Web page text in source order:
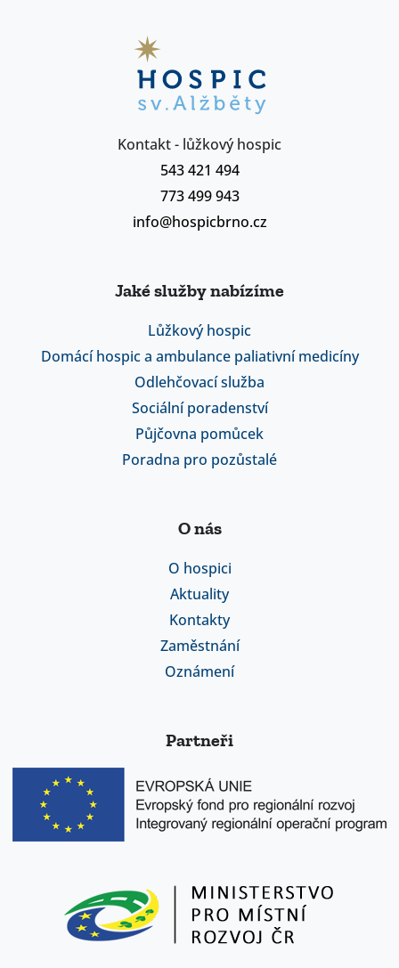
Kontakt - lůžkový hospic
543 421 494
773 499 943
info@hospicbrno.cz
Jaké služby nabízíme
Lůžkový hospic
Domácí hospic a ambulance paliativní medicíny
Odlehčovací služba
Sociální poradenství
Půjčovna pomůcek
Poradna pro pozůstalé
O nás
O hospici
Aktuality
Kontakty
Zaměstnání
Oznámení
Partneři